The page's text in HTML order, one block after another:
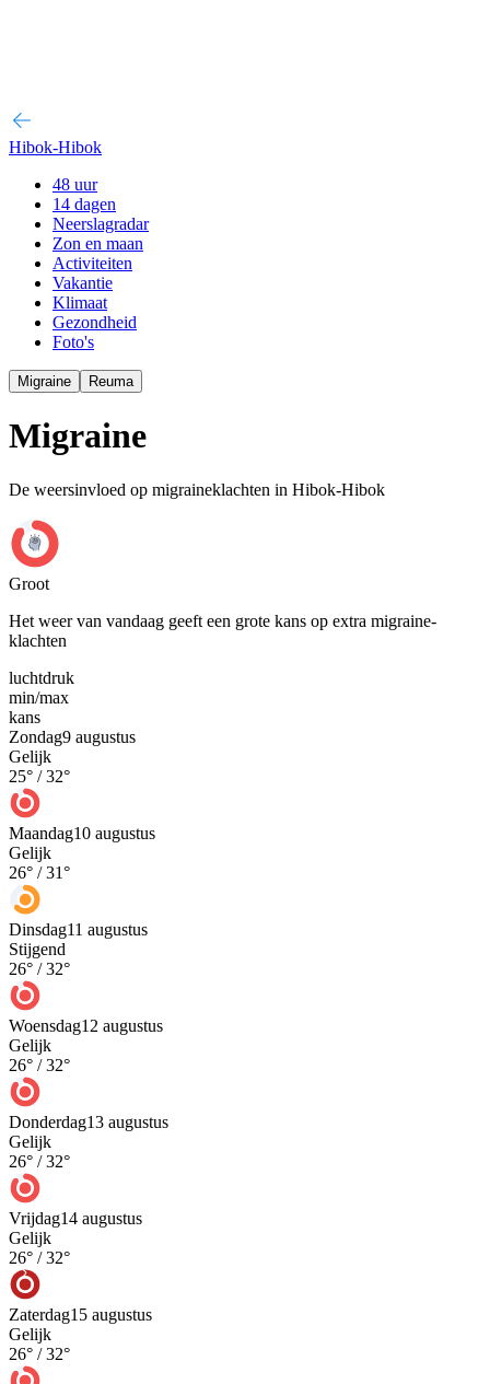
Hibok-Hibok
48 uur
14 dagen
Neerslagradar
Zon en maan
Activiteiten
Vakantie
Klimaat
Gezondheid
Foto's
Migraine Reuma
Migraine
De weersinvloed op migraineklachten in Hibok-Hibok
Groot
Het weer van vandaag geeft een grote kans op extra migraine-
klachten
luchtdruk
min/max
kans
Zondag9 augustus
Gelijk
25° /32°
Maandag10 augustus
Gelijk
26° /31°
Dinsdag11 augustus
Stijgend
26° /32°
Woensdag12 augustus
Gelijk
26° /32°
Donderdag13 augustus
Gelijk
26° /32°
Vrijdag14 augustus
Gelijk
26° /32°
Zaterdag15 augustus
Gelijk
26° /32°